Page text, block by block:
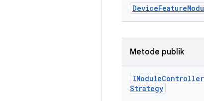
DeviceFeature
Metode publik
IModuleController
Strategy